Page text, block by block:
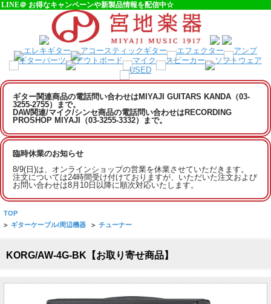
LINE＠ お得なキャンペーンや新製品情報を配信中☆
ギター関連商品の電話問い合わせはMIYAJI GUITARS KANDA（03-
3255-2755）まで。
DAW関連/マイク/シンセ商品の電話問い合わせはRECORDING
PROSHOP MIYAJI（03-3255-3332）まで。
臨時休業のお知らせ
8/9(日)は、オンラインショップの営業を休業させていただきます。
注文については24時間受け付けておりますが、いただいた注文および
お問い合わせは8月10日以降に順次対応いたします。
TOP
> ギターケーブル/周辺機器 > チューナー
KORG/AW-4G-BK【お取り寄せ商品】